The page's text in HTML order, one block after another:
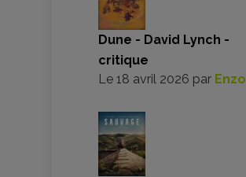
Dune - David Lynch -
critique
Le 18 avril 2026 par Enzo